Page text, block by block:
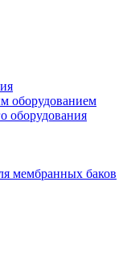
оборудованием
оборудования
мембранных баков